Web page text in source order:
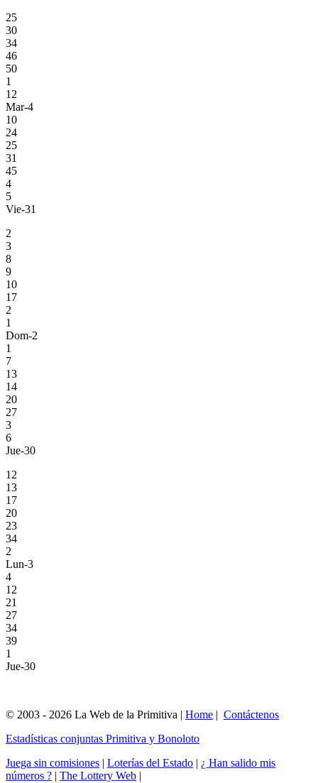
25
30
34
46
50
1
12
Mar-4
10
24
25
31
45
4
5
Vie-31
2
3
8
9
10
17
2
1
Dom-2
1
7
13
14
20
27
3
6
Jue-30
12
13
17
20
23
34
2
Lun-3
4
12
21
27
34
39
1
Jue-30
© 2003 - 2026 La Web de la Primitiva | Home | Contáctenos
Estadísticas conjuntas Primitiva y Bonoloto
Juega sin comisiones | Loterías del Estado | ¿ Han salido mis
números ? | The Lottery Web |